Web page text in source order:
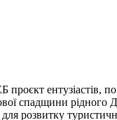
ентузіастів,
спадщини рідного
розвитку